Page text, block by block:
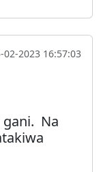
02-2023 16:57:03
gani. Na